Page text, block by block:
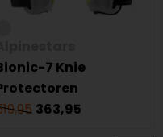
7 Knie
363,95